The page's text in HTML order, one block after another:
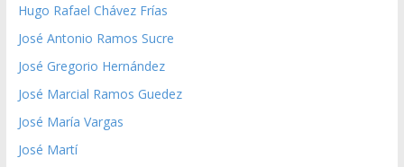
Hugo Rafael Chávez Frías
José Antonio Ramos Sucre
José Gregorio Hernández
José Marcial Ramos Guedez
José María Vargas
José Martí